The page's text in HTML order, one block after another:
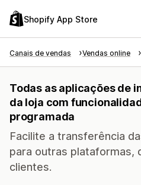
Shopify App Store
Canais de vendas Vendas online
Todas as aplicações de
da loja com
programada
Facilite a transferência
para outras plataformas,
clientes.